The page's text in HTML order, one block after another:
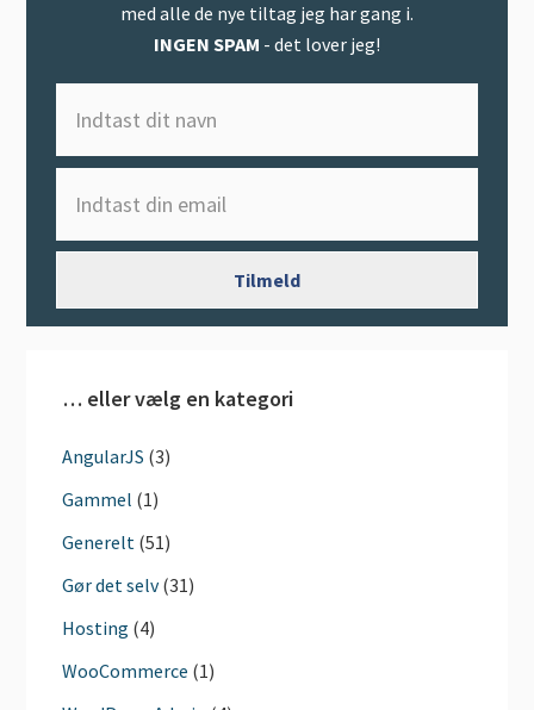
med alle de nye tiltag jeg har gang i.
INGEN SPAM - det lover jeg!
… eller vælg en kategori
AngularJS (3)
Gammel (1)
Generelt (51)
Gør det selv(31)
Hosting (4)
WooCommerce (1)